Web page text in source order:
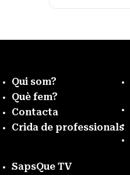
Qui som?
Què fem?
Contacta
Crida de professionals
SapsQue TV